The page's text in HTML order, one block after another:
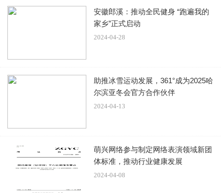
演员的粉丝来攻击那些在她们眼中“围观”的人吧！但是很明
显群众的眼睛是雪亮了，并没有被她带节奏。再也不是你们
说是什么就是什么的年代了，我们都有主见的。因此，饶雪
因为一直被告知有人在现场聚集，反反复复赶不走，怕摄影
热闹的路人，造成误会很抱歉。”
安徽郎溪：推动全民健身 “跑遍我的
家乡”正式启动
2024-04-28
助推冰雪运动发展，361°成为2025哈
尔滨亚冬会官方合作伙伴
2024-04-13
萌兴网络参与制定网络表演领域新团
体标准，推动行业健康发展
2024-04-08